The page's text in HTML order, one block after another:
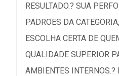
RESULTADO.? SUA
PADROES DA
ESCOLHA CERTA DE
QUALIDADE SUPERIOR
AMBIENTES